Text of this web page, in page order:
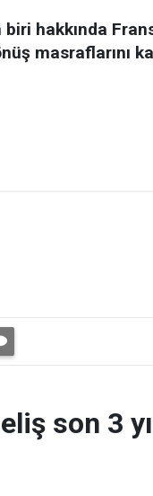
hakkında
masraflarını
son 3